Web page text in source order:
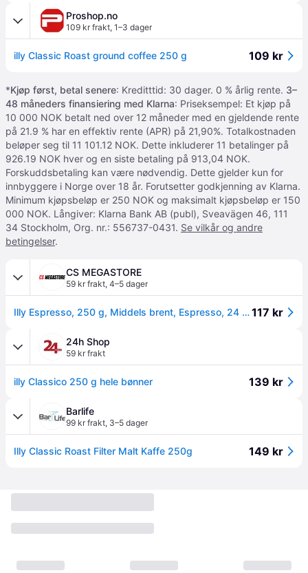
Proshop.no
109 kr frakt, 1–3 dager
illy Classic Roast ground coffee 250 g 109 kr
*Kjøp først, betal senere: Kreditttid: 30 dager. 0 % årlig rente. 3–
48 måneders finansiering med Klarna: Priseksempel: Et kjøp på
10 000 NOK betalt ned over 12 måneder med en gjeldende rente
på 21.9 % har en effektiv rente (APR) på 21,90%. Totalkostnaden
beløper seg til 11 101.12 NOK. Dette inkluderer 11 betalinger på
926.19 NOK hver og en siste betaling på 913,04 NOK.
Forskuddsbetaling kan være nødvendig. Dette gjelder kun for
innbyggere i Norge over 18 år. Forutsetter godkjenning av Klarna.
Minimum kjøpsbeløp er 250 NOK og maksimalt kjøpsbeløp er 150
000 NOK. Långiver: Klarna Bank AB (publ), Sveavägen 46, 111
34 Stockholm, Org. nr.: 556737-0431. Se vilkår og andre
betingelser.
CS MEGASTORE
59 kr frakt, 4–5 dager
Illy Espresso, 250 g, Middels brent, Espresso, 24 måned(er), 1 stykker, 91,2 mm117 kr
24h Shop
59 kr frakt
illy Classico 250 g hele bønner 139 kr
Barlife
99 kr frakt, 3–5 dager
Illy Classic Roast Filter Malt Kaffe 250g 149 kr